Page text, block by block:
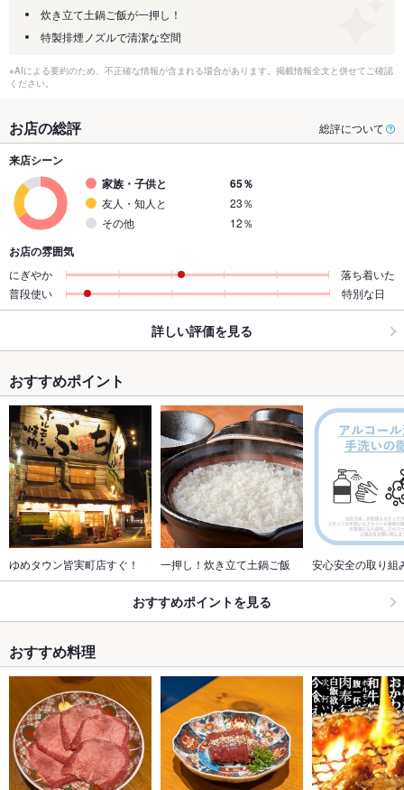
炊き立て土鍋ご飯が一押し！
特製排煙ノズルで清潔な空間
※AIによる要約のため、不正確な情報が含まれる場合があります。掲載情報全文と併せてご確認
ください。
お店の総評 総評について
来店シーン
家族・子供と
65％
友人・知人と
23％
その他
12％
お店の雰囲気
にぎやか
落ち着いた
普段使い
特別な日
詳しい評価を見る
おすすめポイント
ゆめタウン皆実町店すぐ！ 一押し！炊き立て土鍋ご飯 安心安全の取り組
おすすめポイントを見る
おすすめ料理